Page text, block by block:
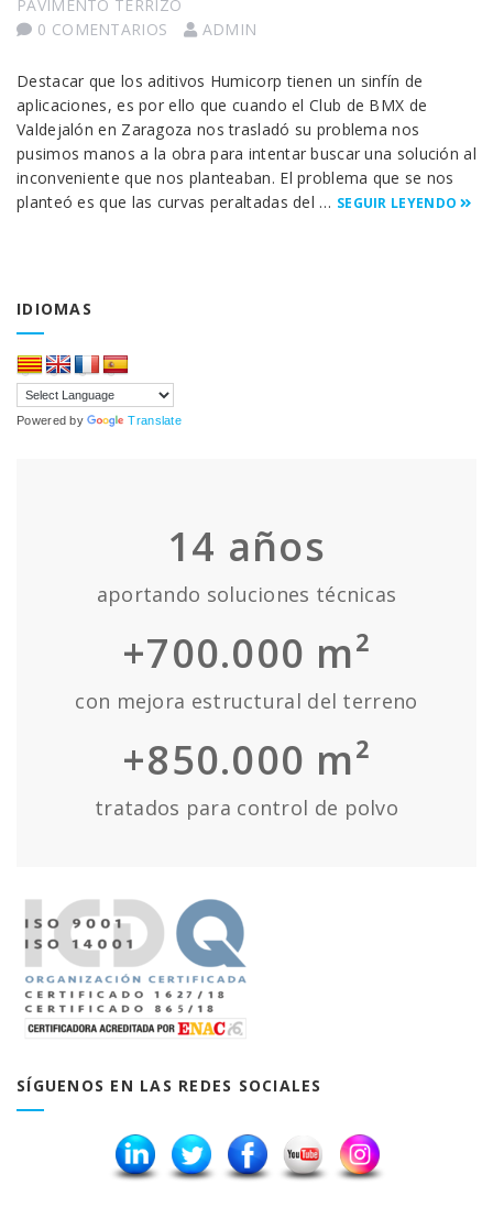
PAVIMENTO TERRIZO
0 COMENTARIOS
ADMIN
Destacar que los aditivos Humicorp tienen un sinfín de
aplicaciones, es por ello que cuando el Club de BMX de
Valdejalón en Zaragoza nos trasladó su problema nos
pusimos manos a la obra para intentar buscar una solución al
inconveniente que nos planteaban. El problema que se nos
planteó es que las curvas peraltadas del … SEGUIR LEYENDO
IDIOMAS
Powered by Translate
14 años
aportando soluciones técnicas
+700.000 m²
con mejora estructural del terreno
+850.000 m²
tratados para control de polvo
SÍGUENOS EN LAS REDES SOCIALES